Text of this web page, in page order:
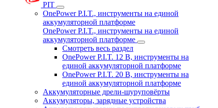
PIT
OnePower P.I.T., инструменты на единой
аккумуляторной платформе
OnePower P.I.T., инструменты на единой
аккумуляторной платформе
Смотреть весь раздел
OnePower P.I.T. 12 В, инструменты на
единой аккумуляторной платформе
OnePower P.I.T. 20 В, инструменты на
единой аккумуляторной платформе
Аккумуляторные дрели-шуруповёрты
Аккумуляторы, зарядные устройства